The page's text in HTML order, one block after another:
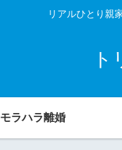
リアルひとり親
ト
モラハラ離婚